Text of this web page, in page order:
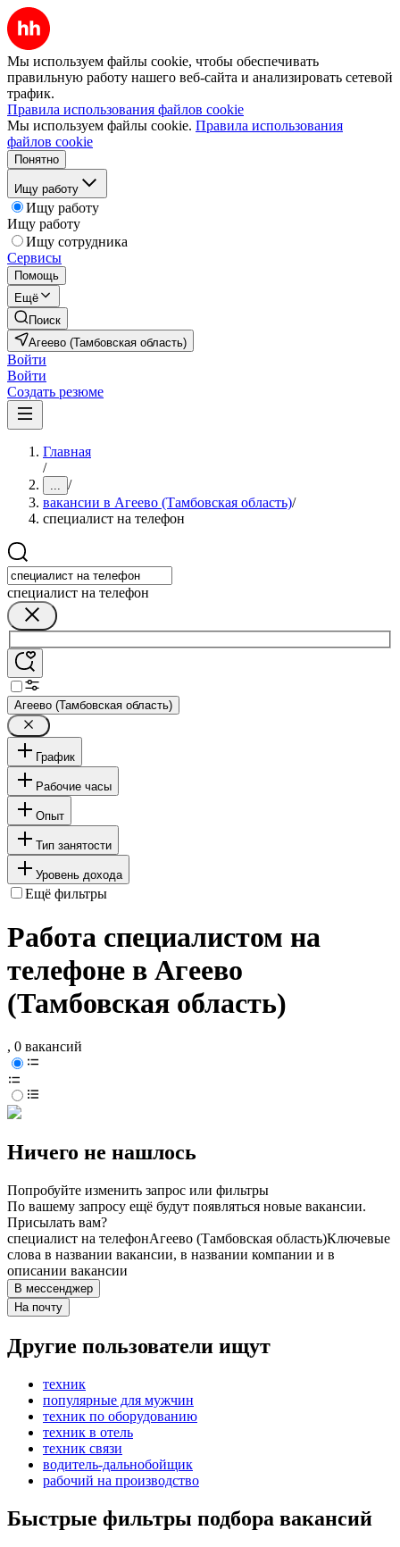
Мы используем файлы cookie, чтобы обеспечивать
правильную работу нашего веб-сайта и анализировать сетевой
трафик.
Правила использования файлов cookie
Мы используем файлы cookie. Правила использования
файлов cookie
Понятно
Ищу работу
Ищу работу
Ищу работу
Ищу сотрудника
Сервисы
Помощь
Ещё
Поиск
Агеево (Тамбовская область)
Войти
Войти
Создать резюме
Главная
/
... /
вакансии в Агеево (Тамбовская область)/
специалист на телефон
специалист на телефон
Агеево (Тамбовская область)
График
Рабочие часы
Опыт
Тип занятости
Уровень дохода
Ещё фильтры
Работа специалистом на
телефоне в Агеево
(Тамбовская область)
, 0 вакансий
Ничего не нашлось
Попробуйте изменить запрос или фильтры
По вашему запросу ещё будут появляться новые вакансии.
Присылать вам?
специалист на телефонАгеево (Тамбовская область)Ключевые
слова в названии вакансии, в названии компании и в
описании вакансии
В мессенджер
На почту
Другие пользователи ищут
техник
популярные для мужчин
техник по оборудованию
техник в отель
техник связи
водитель-дальнобойщик
рабочий на производство
Быстрые фильтры подбора вакансий